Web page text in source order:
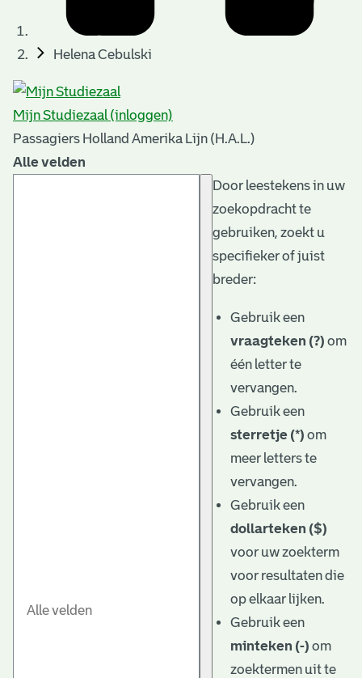
Helena Cebulski
Mijn Studiezaal (inloggen)
Passagiers Holland Amerika Lijn (H.A.L.)
Alle velden
Door leestekens in uw
zoekopdracht te
gebruiken, zoekt u
specifieker of juist
breder:
Gebruik een
vraagteken (?) om
één letter te
vervangen.
Gebruik een
sterretje (*) om
meer letters te
vervangen.
Gebruik een
dollarteken ($)
voor uw zoekterm
voor resultaten die
op elkaar lijken.
Gebruik een
minteken (-) om
zoektermen uit te